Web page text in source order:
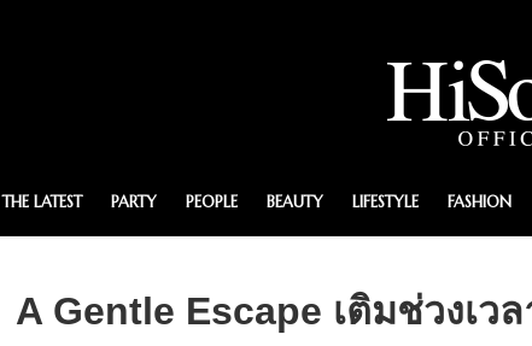
THE LATEST PARTY PEOPLE BEAUTY LIFESTYLE FASHION
A Gentle Escape เติมช่วงเว